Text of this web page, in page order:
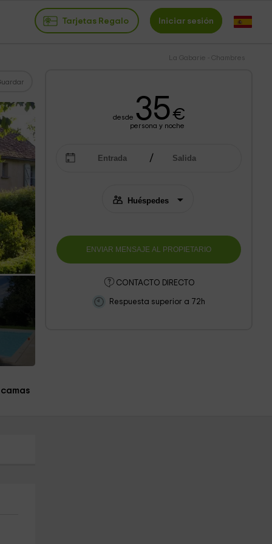
Tarjetas Regalo Iniciar sesión
La Gabarie - Chambres
desde 35€
persona y noche
CONTACTO DIRECTO
Respuesta superior a 72h
camas